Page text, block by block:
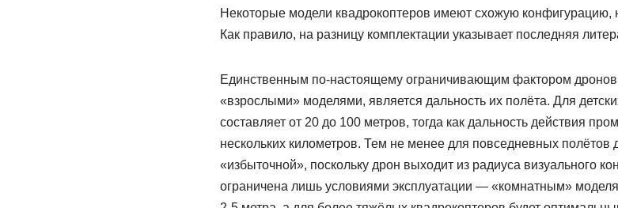
Некоторые модели квадрокоптеров имеют схожую конфигурацию,
Как правило, на разницу комплектации указывает последняя
Единственным по-настоящему ограничивающим фактором
«взрослыми» моделями, является дальность их полёта. Для
составляет от 20 до 100 метров, тогда как дальность действия
нескольких километров. Тем не менее для повседневных полётов
«избыточной», поскольку дрон выходит из радиуса визуального
ограничена лишь условиями эксплуатации — «комнатным»